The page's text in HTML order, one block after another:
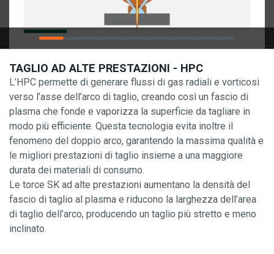
TAGLIO AD ALTE PRESTAZIONI - HPC
L’HPC permette di generare flussi di gas radiali e vorticosi
verso l’asse dell’arco di taglio, creando così un fascio di
plasma che fonde e vaporizza la superficie da tagliare in
modo più efficiente. Questa tecnologia evita inoltre il
fenomeno del doppio arco, garantendo la massima qualità e
le migliori prestazioni di taglio insieme a una maggiore
durata dei materiali di consumo.
Le torce SK ad alte prestazioni aumentano la densità del
fascio di taglio al plasma e riducono la larghezza dell’area
di taglio dell’arco, producendo un taglio più stretto e meno
inclinato.